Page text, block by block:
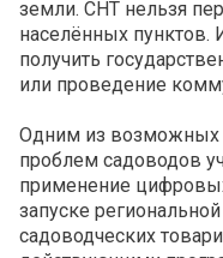
земли. СНТ нельзя
населённых пунктов.
получить
или проведение
Одним из возможных
проблем садоводов
применение
запуске
садоводческих